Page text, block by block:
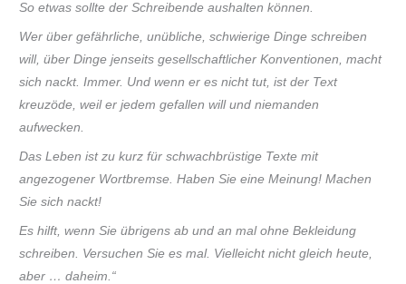
So etwas sollte der Schreibende aushalten können.
Wer über gefährliche, unübliche, schwierige Dinge schreiben
will, über Dinge jenseits gesellschaftlicher Konventionen, macht
sich nackt. Immer. Und wenn er es nicht tut, ist der Text
kreuzöde, weil er jedem gefallen will und niemanden
aufwecken.
Das Leben ist zu kurz für schwachbrüstige Texte mit
angezogener Wortbremse. Haben Sie eine Meinung! Machen
Sie sich nackt!
Es hilft, wenn Sie übrigens ab und an mal ohne Bekleidung
schreiben. Versuchen Sie es mal. Vielleicht nicht gleich heute,
aber … daheim.“